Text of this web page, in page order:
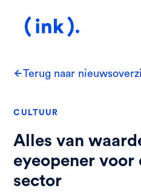
Terug naar
CULTUUR
Alles van
eyeopener
sector